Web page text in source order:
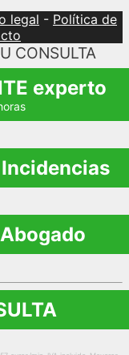
legal - Política de
CONSULTA
experto